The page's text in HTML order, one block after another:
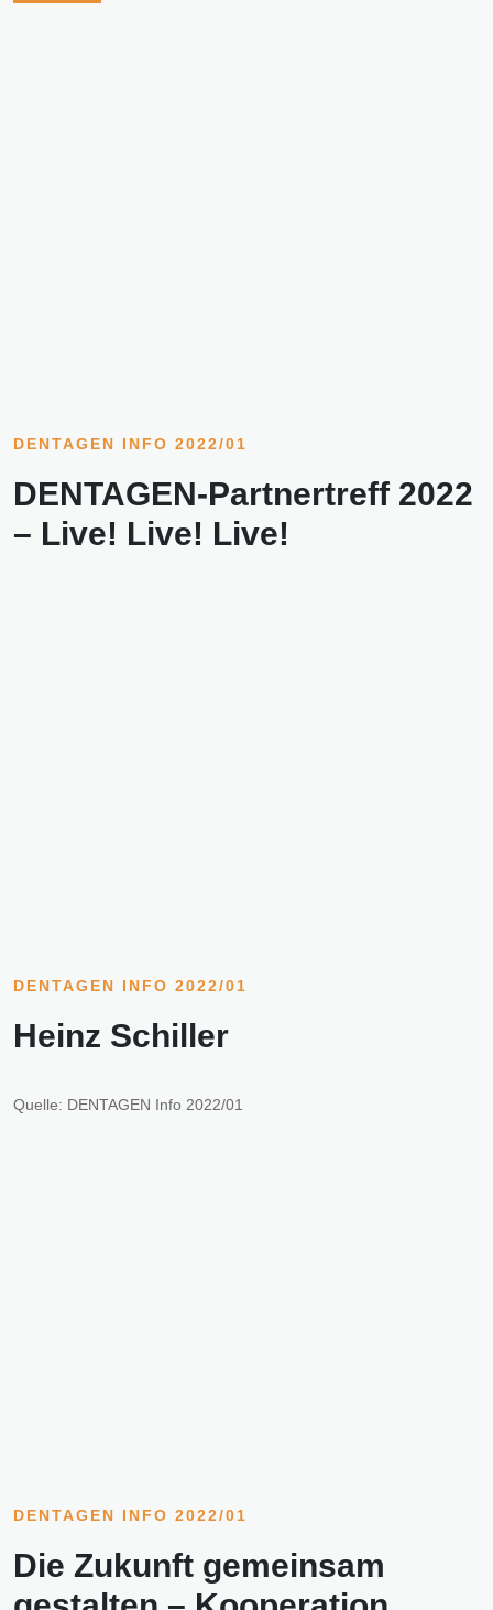
DENTAGEN INFO 2022/01
DENTAGEN-Partnertreff 2022
– Live! Live! Live!
DENTAGEN INFO 2022/01
Heinz Schiller
Quelle: DENTAGEN Info 2022/01
DENTAGEN INFO 2022/01
Die Zukunft gemeinsam